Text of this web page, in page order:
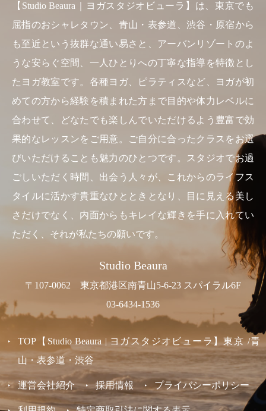
【Studio Beaura｜ヨガスタジオビューラ】は、東京でも
屈指のおシャレタウン、青山・表参道、渋谷・原宿から
も至近という抜群な通い易さと、アーバンリゾートのよ
うな安らぐ空間、一人ひとりへの丁寧な指導を特徴とし
たヨガ教室です。各種ヨガ、ピラティスなど、ヨガが初
めての方から経験を積まれた方まで目的や体力レベルに
合わせて、どなたでも楽しんでいただけるよう豊富で効
果的なレッスンをご用意。ご自分に合ったクラスをお選
びいただけることも魅力のひとつです。スタジオでお過
ごしいただく時間、出会う人々が、これからのライフス
タイルに活かす貴重なひとときとなり、目に見える美し
さだけでなく、内面からもキレイな輝きを手に入れてい
ただく、それが私たちの願いです。
Studio Beaura
〒107-0062 東京都港区南青山5-6-23 スパイラル6F
03-6434-1536
TOP【Studio Beaura | ヨガスタジオビューラ】東京 /青
山・表参道・渋谷
運営会社紹介 採用情報 プライバシーポリシー